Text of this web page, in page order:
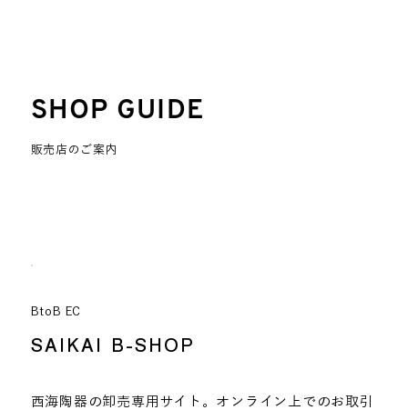
SHOP GUIDE
販売店のご案内
BtoB EC
SAIKAI B-SHOP
西海陶器の卸売専用サイト。オンライン上でのお取引